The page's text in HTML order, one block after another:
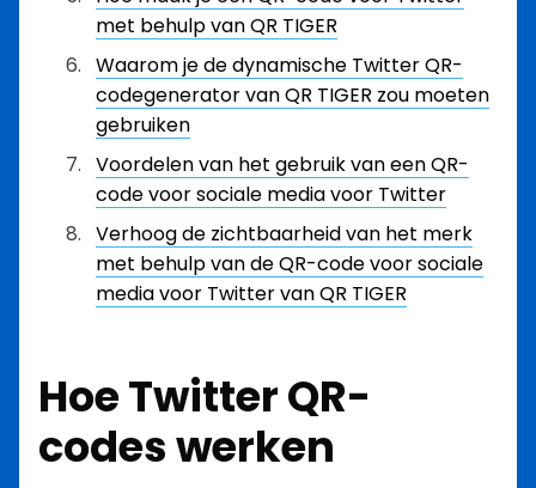
met behulp van QR TIGER
Waarom je de dynamische Twitter QR-
codegenerator van QR TIGER zou moeten
gebruiken
Voordelen van het gebruik van een QR-
code voor sociale media voor Twitter
Verhoog de zichtbaarheid van het merk
met behulp van de QR-code voor sociale
media voor Twitter van QR TIGER
Hoe Twitter QR-
codes werken